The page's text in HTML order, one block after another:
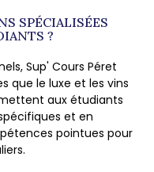
SPÉCIALISÉES
?
Sup' Cours Péret
que le luxe et les vins
aux étudiants
et en
pointues pour